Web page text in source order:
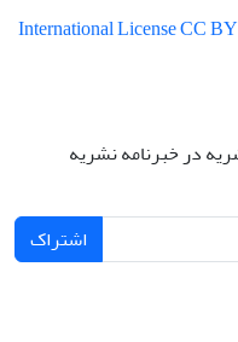
International License CC BY
در خبرنامه نشریه
اشتراک